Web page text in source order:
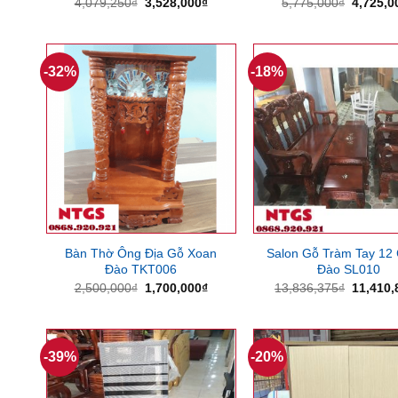
3,528,000₫.
-32%
Bàn Thờ Ông Địa Gỗ Xoan
Đào TKT006
2,500,000₫ Giá
1,700,000₫Giá
1,700,000₫.
-18%
Salon Gỗ Tràm Tay 12
Đào SL010
13,836,375₫ Giá
-39% -20%